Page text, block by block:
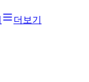
더보기